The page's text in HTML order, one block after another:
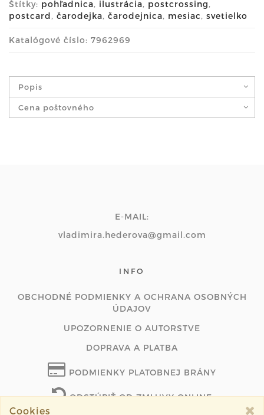
Štítky: pohľadnica, ilustrácia, postcrossing,
postcard, čarodejka, čarodejnica, mesiac, svetielko
Katalógové číslo: 7962969
Popis
Cena poštovného
E-MAIL:
vladimira.hederova@gmail.com
INFO
OBCHODNÉ PODMIENKY A OCHRANA OSOBNÝCH
ÚDAJOV
UPOZORNENIE O AUTORSTVE
DOPRAVA A PLATBA
PODMIENKY PLATOBNEJ BRÁNY
ODSTÚPIŤ OD ZMLUVY ONLINE
Cookies